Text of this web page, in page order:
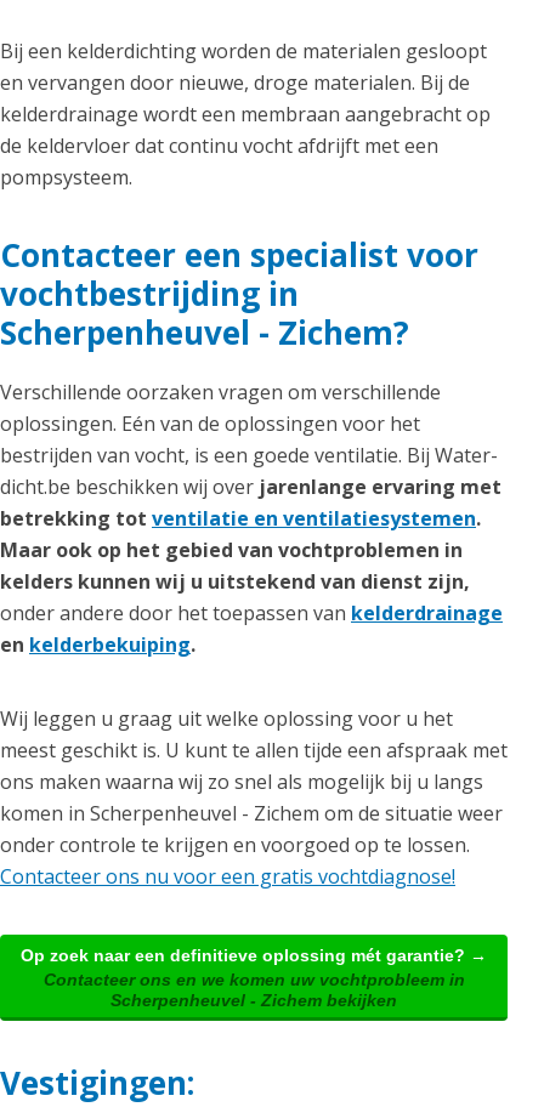
Bij een kelderdichting worden de materialen gesloopt
en vervangen door nieuwe, droge materialen. Bij de
kelderdrainage wordt een membraan aangebracht op
de keldervloer dat continu vocht afdrijft met een
pompsysteem.
Contacteer een specialist voor
vochtbestrijding in
Scherpenheuvel - Zichem?
Verschillende oorzaken vragen om verschillende
oplossingen. Eén van de oplossingen voor het
bestrijden van vocht, is een goede ventilatie. Bij Water-
dicht.be beschikken wij over jarenlange ervaring met
betrekking tot ventilatie en ventilatiesystemen.
Maar ook op het gebied van vochtproblemen in
kelders kunnen wij u uitstekend van dienst zijn,
onder andere door het toepassen van kelderdrainage
en kelderbekuiping.
Wij leggen u graag uit welke oplossing voor u het
meest geschikt is. U kunt te allen tijde een afspraak met
ons maken waarna wij zo snel als mogelijk bij u langs
komen in Scherpenheuvel - Zichem om de situatie weer
onder controle te krijgen en voorgoed op te lossen.
Contacteer ons nu voor een gratis vochtdiagnose!
Op zoek naar een definitieve oplossing mét garantie? →
Contacteer ons en we komen uw vochtprobleem in
Scherpenheuvel - Zichem bekijken
Vestigingen: